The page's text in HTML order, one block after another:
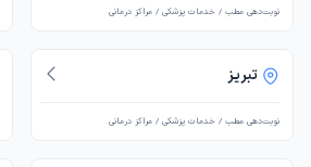
نوبت‌دهی مطب / خدمات پزشکی / مراکز درمانی
تبریز
نوبت‌دهی مطب / خدمات پزشکی / مراکز درمانی